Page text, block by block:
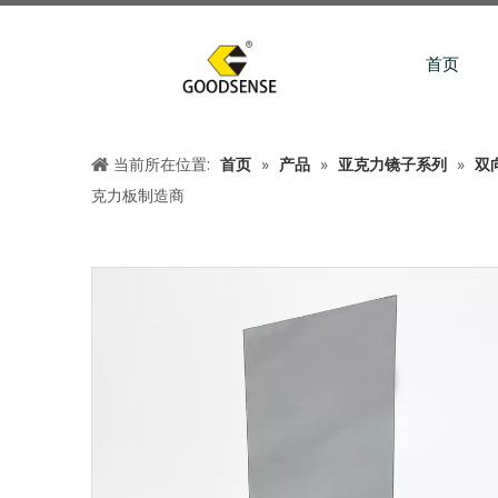
首页
当前所在位置: 首页 » 产品 » 亚克力镜子系列 » 双
克力板制造商